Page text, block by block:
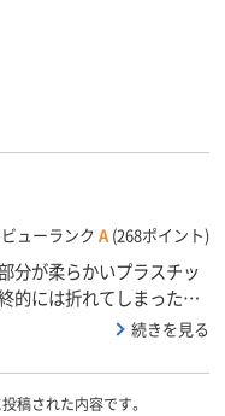
非対応
ビューランク A (268ポイント)
分が柔らかいプラスチッ
的には折れてしまったの
。とてもしっかりしてい
続きを見る
稿された内容です。